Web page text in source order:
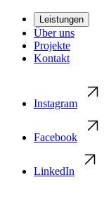
Leistungen
Über uns
Projekte
Kontakt
Instagram
Facebook
LinkedIn